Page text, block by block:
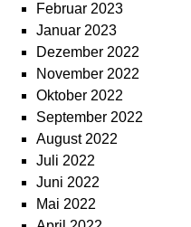
Februar 2023
Januar 2023
Dezember 2022
November 2022
Oktober 2022
September 2022
August 2022
Juli 2022
Juni 2022
Mai 2022